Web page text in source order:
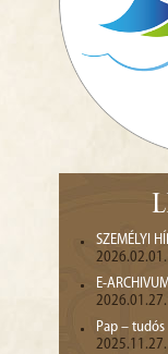
SZEMÉLYI
2026.02.01.
E-
2026.01.27.
Pap –
2025.11.27.